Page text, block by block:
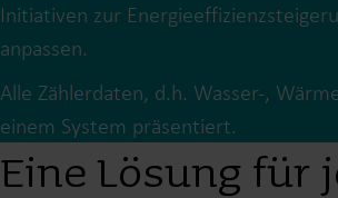
Initiativen zur
anpassen.
Alle Zählerdaten, d.h. Wasser-,
einem System präsentiert.
Eine Lösung für